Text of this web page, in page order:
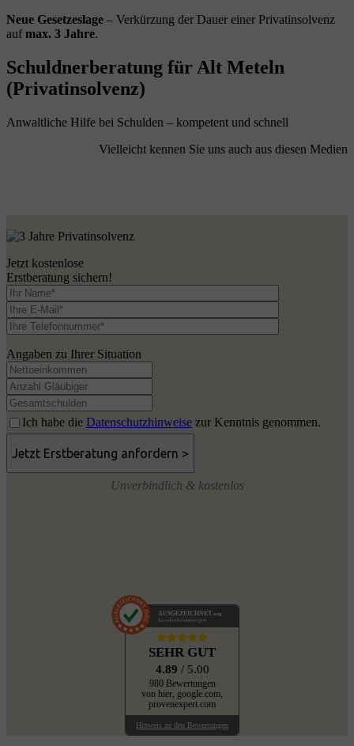
Neue Gesetzeslage – Verkürzung der Dauer einer Privatinsolvenz
aufmax. 3 Jahre.
Schuldnerberatung für Alt Meteln
(Privatinsolvenz)
Anwaltliche Hilfe bei Schulden – kompetent und schnell
Vielleicht kennen Sie uns auch aus diesen Medien
Jetzt kostenlose
Erstberatung sichern!
Angaben zu Ihrer Situation
Ich habe die Datenschutzhinweise zur Kenntnis genommen.
Unverbindlich & kostenlos
AUSGEZEICHNET .org
Kundenbewertungen
SEHR GUT
4.89 / 5.00
980 Bewertungen
von hier, google.com,
provenexpert.com
Hinweis zu den Bewertungen